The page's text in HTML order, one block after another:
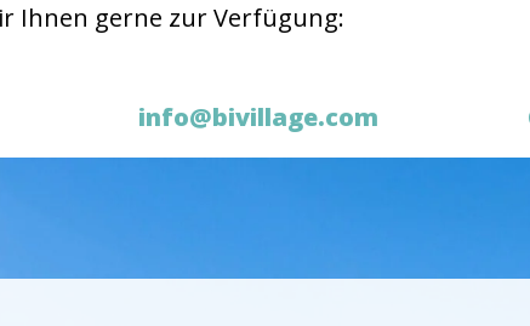
Ihnen gerne zur Verfügung:
info@bivillage.com